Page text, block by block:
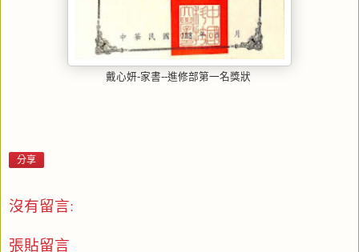
戴心妍-家書--進修部第一名獎狀
分享
沒有留言:
張貼留言